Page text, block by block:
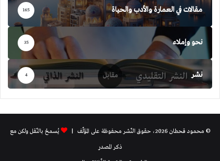
مقالات في العمارة والأدب والحياة 165
نحو وإملاء 35
نشر 4
© محمود قحطان 2026، حقوق النّشر محفوظة على المؤلّف |
يُسمحُ بالنّقل ولكن مع
ذكر المصدر